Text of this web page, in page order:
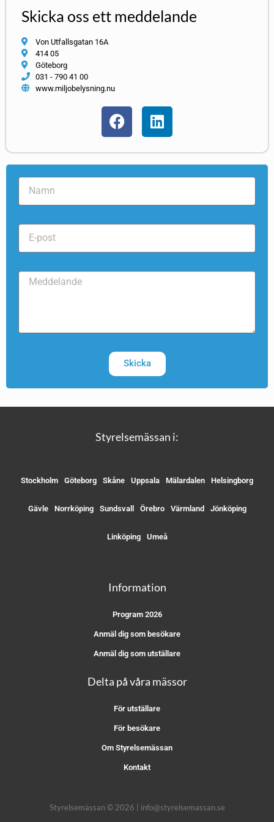
Skicka oss ett meddelande
Von Utfallsgatan 16A
414 05
Göteborg
031 - 790 41 00
www.miljobelysning.nu
Skicka
Styrelsemässan i:
Stockholm Göteborg Skåne Uppsala Mälardalen Helsingborg
Gävle Norrköping Sundsvall Örebro Värmland Jönköping
Linköping Umeå
Information
Program 2026
Anmäl dig som besökare
Anmäl dig som utställare
Delta på våra mässor
För utställare
För besökare
Om Styrelsemässan
Kontakt
Styrelsemässan © 2026 | info@styrelsemassan.se